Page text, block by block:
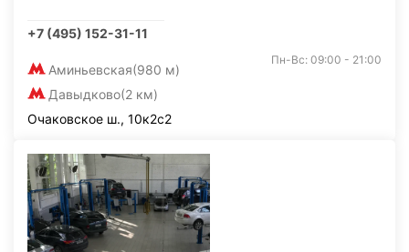
+7 (495) 152-31-11
Аминьевская(980 м)
Давыдково(2 км)
Пн-Вс: 09:00 - 21:00
Очаковское ш., 10к2с2